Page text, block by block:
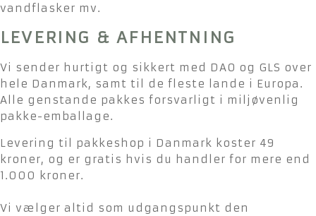
vandflasker mv.
LEVERING & AFHENTNING
Vi sender hurtigt og sikkert med DAO og GLS over
hele Danmark, samt til de fleste lande i Europa.
Alle genstande pakkes forsvarligt i miljøvenlig
pakke-emballage.
Levering til pakkeshop i Danmark koster 49
kroner, og er gratis hvis du handler for mere end
1.000 kroner.
Vi vælger altid som udgangspunkt den